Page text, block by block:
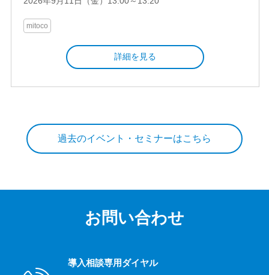
mitoco
詳細を見る
過去のイベント・セミナーはこちら
お問い合わせ
導入相談専用ダイヤル